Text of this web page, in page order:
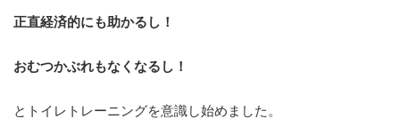
正直経済的にも助かるし！
おむつかぶれもなくなるし！
とトイレトレーニングを意識し始めました。